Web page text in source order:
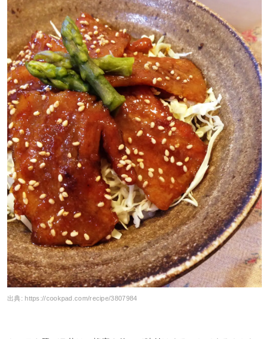
出典: https://cookpad.com/recipe/3807984